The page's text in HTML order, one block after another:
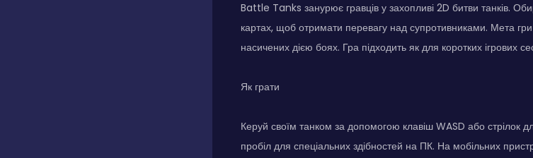
Battle Tanks занурює гравців у захопливі 2D битви танків.
картах, щоб отримати перевагу над супротивниками. Мета
насичених дією боях. Гра підходить як для коротких ігрових
Як грати
Керуй своїм танком за допомогою клавіш WASD або стрілок
пробіл для спеціальних здібностей на ПК. На мобільних